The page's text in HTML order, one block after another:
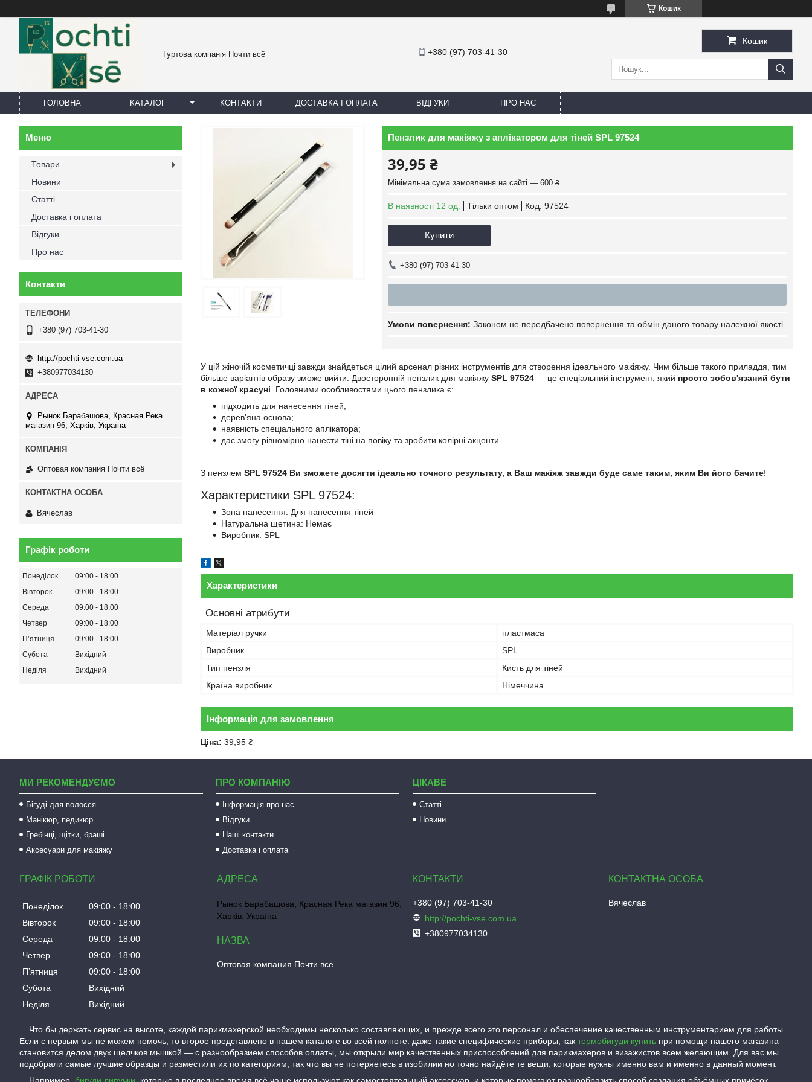
Кошик
Гуртова компанія Почти всё +380 (97) 703-41-30
Кошик
ГОЛОВНА КАТАЛОГ КОНТАКТИ ДОСТАВКА І ОПЛАТА ВІДГУКИ ПРО НАС
Пензлик для макіяжу з аплікатором для тіней SPL 97524
39,95 ₴
Мінімальна сума замовлення на сайті — 600 ₴
В наявності 12 од. Тільки оптом Код: 97524
Купити
+380 (97) 703-41-30
Законом не передбачено повернення та обмін даного товару належної якості
У цій жіночій косметичці завжди знайдеться цілий арсенал різних інструментів для створення ідеального макіяжу. Чим більше такого приладдя, тим
більше варіантів образу зможе вийти. Двосторонній пензлик для макіяжу SPL 97524 — це спеціальний інструмент, який просто зобов'язаний бути
в кожної красуні . Головними особливостями цього пензлика є:
підходить для нанесення тіней;
дерев'яна основа;
наявність спеціального аплікатора;
дає змогу рівномірно нанести тіні на повіку та зробити колірні акценти.
З пензлем SPL 97524 Ви зможете досягти ідеально точного результату, а Ваш макіяж завжди буде саме таким, яким Ви його бачите!
Характеристики SPL 97524:
Зона нанесення: Для нанесення тіней
Натуральна щетина: Немає
Виробник: SPL
Характеристики
Основні атрибути
Матеріал ручки
пластмаса
Виробник
SPL
Тип пензля
Кисть для тіней
Країна виробник
Німеччина
Інформація для замовлення
Ціна: 39,95 ₴
Товари
Новини
Статті
Доставка і оплата
Відгуки
Про нас
Контакти
+380 (97) 703-41-30
http://pochti-vse.com.ua
+380977034130
Рынок Барабашова, Красная Река
магазин 96, Харків, Україна
Оптовая компания Почти всё
Вячеслав
Графік роботи
Понеділок 09:00
18:00
Вівторок
09:00
18:00
Середа
09:00
18:00
Четвер
09:00
18:00
Пʼятниця
09:00
18:00
Субота
Вихідний
Неділя
Вихідний
МИ РЕКОМЕНДУЄМО
Бігуді для волосся
Манікюр, педикюр
Гребінці, щітки, браші
Аксесуари для макіяжу
ПРО КОМПАНІЮ
Інформація про нас
Відгуки
Наші контакти
Доставка і оплата
ЦІКАВЕ
Статті
Новини
ГРАФІК РОБОТИ
Понеділок 09:00
18:00
Вівторок
09:00
18:00
Середа
09:00
18:00
Четвер
09:00
18:00
Пʼятниця
09:00
18:00
Субота
Вихідний
Неділя
Вихідний
Рынок Барабашова, Красная Река магазин 96,
Харків, Україна
Оптовая компания Почти всё
+380 (97) 703-41-30
http://pochti-vse.com.ua
+380977034130
Вячеслав
Что бы держать сервис на высоте, каждой парикмахерской необходимы несколько составляющих, и прежде всего это персонал и обеспечение качественным инструментарием для работы.
Если с первым мы не можем помочь, то второе представлено в нашем каталоге во всей полноте: даже такие специфические приборы, как термобигуди купить при помощи нашего магазина
становится делом двух щелчков мышкой — с разнообразием способов оплаты, мы открыли мир качественных приспособлений для парикмахеров и визажистов всем желающим. Для вас мы
подобрали самые лучшие образцы и разместили их по категориям, так что вы не потеряетесь в изобилии но точно найдёте те вещи, которые нужны именно вам и именно в данный момент.